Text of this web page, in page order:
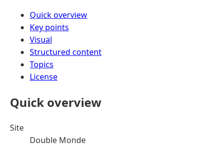
Quick overview
Key points
Visual
Structured content
Topics
License
Quick overview
Site
Double Monde